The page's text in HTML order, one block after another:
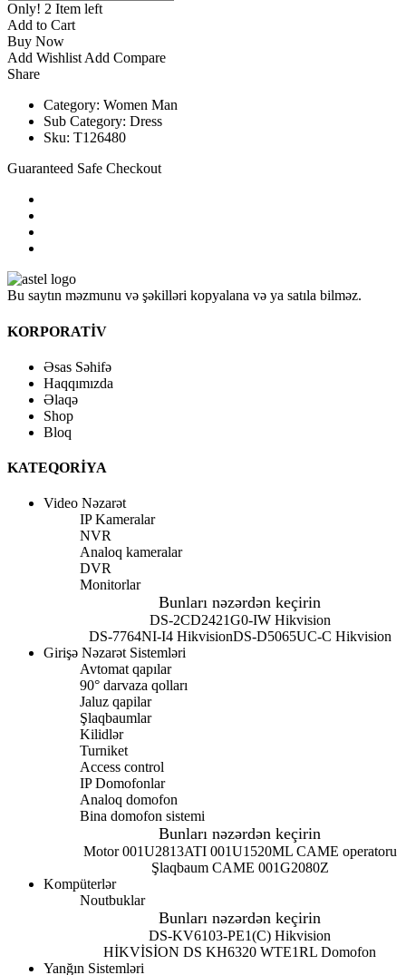
Only! 2 Item left
Add to Cart
Buy Now
Add Wishlist Add Compare
Share
Category: Women Man
Sub Category: Dress
Sku: T126480
Guaranteed Safe Checkout
Bu saytın məzmunu və şəkilləri kopyalana və ya satıla bilməz.
KORPORATİV
Əsas Səhifə
Haqqımızda
Əlaqə
Shop
Bloq
KATEQORİYA
Video Nəzarət
IP Kameralar
NVR
Analoq kameralar
DVR
Monitorlar
Bunları nəzərdən keçirin
DS-2CD2421G0-IW Hikvision
DS-7764NI-I4 HikvisionDS-D5065UC-C Hikvision
Girişə Nəzarət Sistemləri
Avtomat qapılar
90° darvaza qolları
Jaluz qapilar
Şlaqbaumlar
Kilidlər
Turniket
Access control
IP Domofonlar
Analoq domofon
Bina domofon sistemi
Bunları nəzərdən keçirin
Motor 001U2813ATI 001U1520ML CAME operatoru
Şlaqbaum CAME 001G2080Z
Kompüterlər
Noutbuklar
Bunları nəzərdən keçirin
DS-KV6103-PE1(C) Hikvision
HİKVİSİON DS KH6320 WTE1RL Domofon
Yanğın Sistemləri